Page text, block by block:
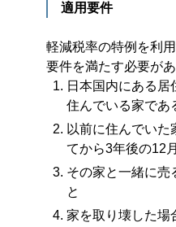
適用要件
軽減税率の特例を利
要件を満たす必要があ
日本国内にある
住んでいる家であ
以前に住んでいた
てから3年後の12
その家と一緒に売
と
家を取り壊した場